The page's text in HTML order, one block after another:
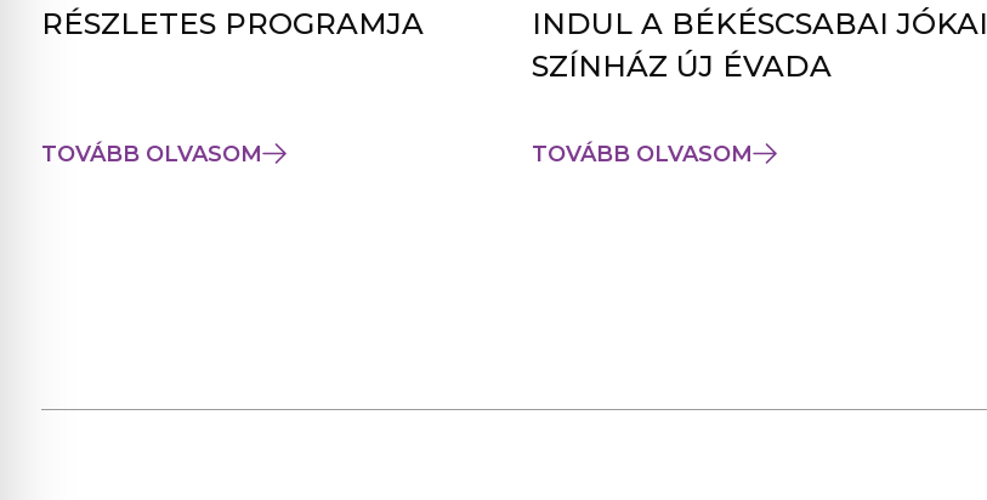
RÉSZLETES PROGRAMJA
TOVÁBB OLVASOM
INDUL A BÉKÉSCSABAI JÓKAI
SZÍNHÁZ ÚJ ÉVADA
TOVÁBB OLVASOM